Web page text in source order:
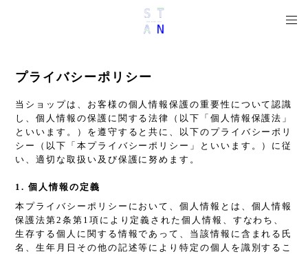
プライバシーポリシー
当ショップは、お客様の個人情報保護の重要性について認識
し、個人情報の保護に関する法律（以下「個人情報保護法」
といいます。）を遵守すると共に、以下のプライバシーポリ
シー（以下「本プライバシーポリシー」といいます。）に従
い、適切な取扱い及び保護に努めます。
1. 個人情報の定義
本プライバシーポリシーにおいて、個人情報とは、個人情報
保護法第2条第1項により定義された個人情報、すなわち、
生存する個人に関する情報であって、当該情報に含まれる氏
名、生年月日その他の記述等により特定の個人を識別するこ